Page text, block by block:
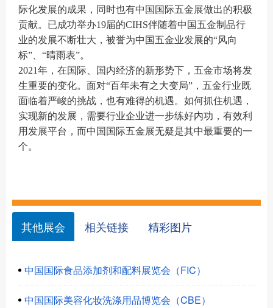
际化发展的成果，同时也有中国国际五金展做出的积极
贡献。已成功举办19届的CIHS伴随着中国五金制品行
业的发展不断壮大，被誉为中国五金业发展的“风向
标”、“晴雨表”。
2021年，在国际、国内经济的新形势下，五金市场将发
生重要的变化。面对“百年未有之大变局”，五金行业既
面临着严峻的挑战，也有难得的机遇。如何抓住机遇，
实现新的发展，需要行业企业进一步练好内功，有效利
用发展平台，而中国国际五金展无疑是其中最重要的一
个。
其他展会 相关链接 精彩图片
中国国际食品添加剂和配料展览会（FIC）
中国国际美容化妆洗涤用品博览会（CBE）